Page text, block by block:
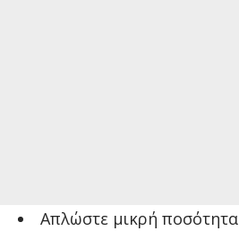
Απλώστε μικρή ποσότητα